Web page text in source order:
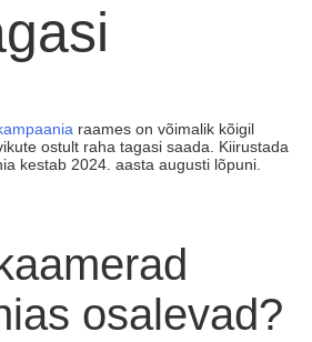
raames on võimalik kõigil
ostult raha tagasi saada. Kiirustada
kestab 2024. aasta augusti lõpuni.
osalevad?